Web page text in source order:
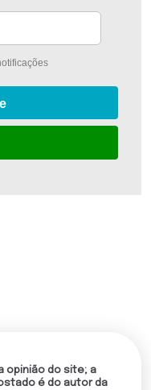
opinião do site; a
é do autor da